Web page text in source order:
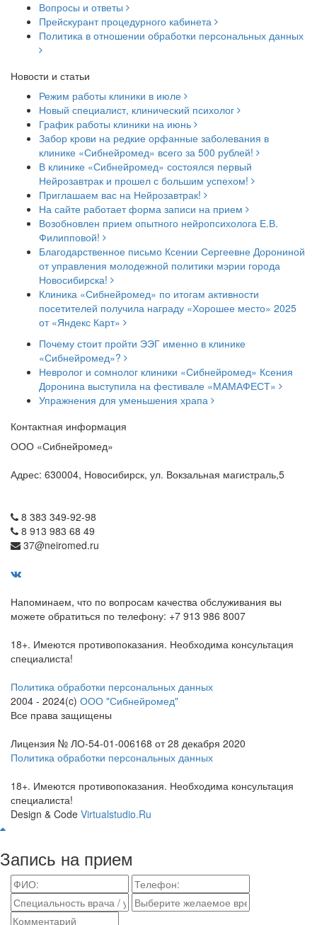
Вопросы и ответы
Прейскурант процедурного кабинета
Политика в отношении обработки персональных данных
Новости и статьи
Режим работы клиники в июле
Новый специалист, клинический психолог
График работы клиники на июнь
Забор крови на редкие орфанные заболевания в
клинике «Сибнейромед» всего за 500 рублей!
В клинике «Сибнейромед» состоялся первый
Нейрозавтрак и прошел с большим успехом!
Приглашаем вас на Нейрозавтрак!
На сайте работает форма записи на прием
Возобновлен прием опытного нейропсихолога Е.В.
Филипповой!
Благодарственное письмо Ксении Сергеевне Дорониной
от управления молодежной политики мэрии города
Новосибирска!
Клиника «Сибнейромед» по итогам активности
посетителей получила награду «Хорошее место» 2025
от «Яндекс Карт»
Почему стоит пройти ЭЭГ именно в клинике
«Сибнейромед»?
Невролог и сомнолог клиники «Сибнейромед» Ксения
Доронина выступила на фестивале «МАМАФЕСТ»
Упражнения для уменьшения храпа
Контактная информация
ООО «Сибнейромед»
Адрес: 630004, Новосибирск, ул. Вокзальная магистраль,5
8 383 349-92-98
8 913 983 68 49
37@neiromed.ru
Напоминаем, что по вопросам качества обслуживания вы
можете обратиться по телефону: +7 913 986 8007
18+. Имеются противопоказания. Необходима консультация
специалиста!
Политика обработки персональных данных
2004 - 2024(c) ООО "Сибнейромед"
Все права защищены
Лицензия № ЛО-54-01-006168 от 28 декабря 2020
Политика обработки персональных данных
18+. Имеются противопоказания. Необходима консультация
специалиста!
Design & Code Virtualstudio.Ru
Запись на прием